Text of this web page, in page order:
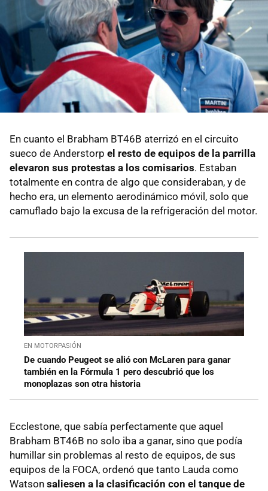
En cuanto el Brabham BT46B aterrizó en el circuito
sueco de Anderstorp el resto de equipos de la parrilla
elevaron sus protestas a los comisarios. Estaban
totalmente en contra de algo que consideraban, y de
hecho era, un elemento aerodinámico móvil, solo que
camuflado bajo la excusa de la refrigeración del motor.
EN MOTORPASIÓN
De cuando Peugeot se alió con McLaren para ganar
también en la Fórmula 1 pero descubrió que los
monoplazas son otra historia
Ecclestone, que sabía perfectamente que aquel
Brabham BT46B no solo iba a ganar, sino que podía
humillar sin problemas al resto de equipos, de sus
equipos de la FOCA, ordenó que tanto Lauda como
Watson saliesen a la clasificación con el tanque de